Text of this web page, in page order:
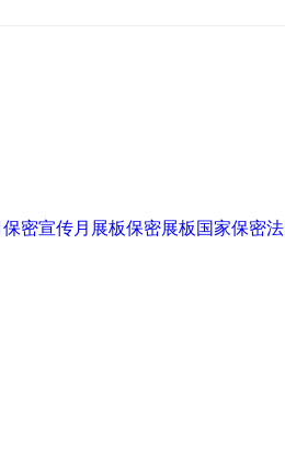
保密宣传月展板保密展板 国家保密法